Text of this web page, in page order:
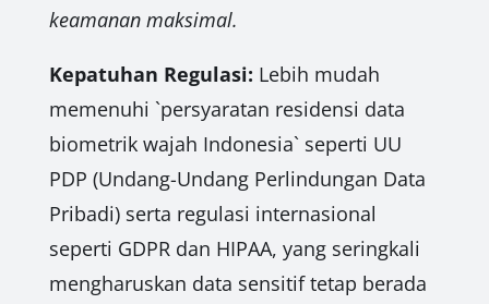
keamanan maksimal.
Kepatuhan Regulasi: Lebih mudah
memenuhi `persyaratan residensi data
biometrik wajah Indonesia` seperti UU
PDP (Undang-Undang Perlindungan Data
Pribadi) serta regulasi internasional
seperti GDPR dan HIPAA, yang seringkali
mengharuskan data sensitif tetap berada